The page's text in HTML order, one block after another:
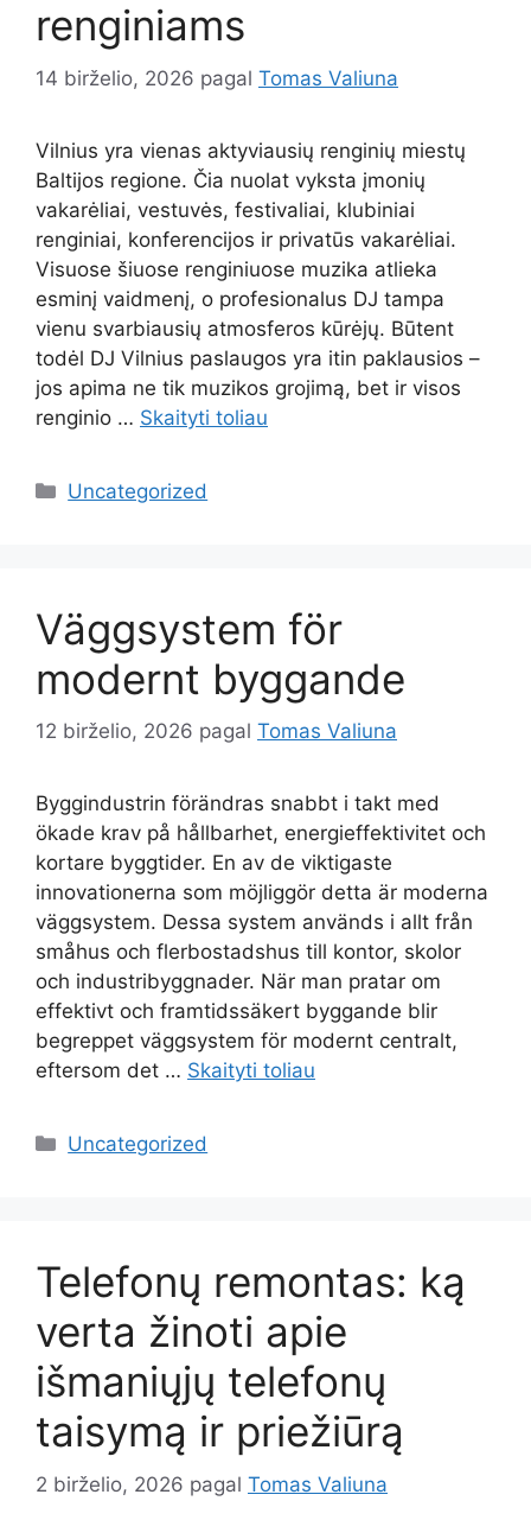
renginiams
14 birželio, 2026 pagal Tomas Valiuna
Vilnius yra vienas aktyviausių renginių miestų
Baltijos regione. Čia nuolat vyksta įmonių
vakarėliai, vestuvės, festivaliai, klubiniai
renginiai, konferencijos ir privatūs vakarėliai.
Visuose šiuose renginiuose muzika atlieka
esminį vaidmenį, o profesionalus DJ tampa
vienu svarbiausių atmosferos kūrėjų. Būtent
todėl DJ Vilnius paslaugos yra itin paklausios –
jos apima ne tik muzikos grojimą, bet ir visos
renginio … Skaityti toliau
Kategorijos
Uncategorized
Väggsystem för
modernt byggande
12 birželio, 2026 pagal Tomas Valiuna
Byggindustrin förändras snabbt i takt med
ökade krav på hållbarhet, energieffektivitet och
kortare byggtider. En av de viktigaste
innovationerna som möjliggör detta är moderna
väggsystem. Dessa system används i allt från
småhus och flerbostadshus till kontor, skolor
och industribyggnader. När man pratar om
effektivt och framtidssäkert byggande blir
begreppet väggsystem för modernt centralt,
eftersom det … Skaityti toliau
Kategorijos
Uncategorized
Telefonų remontas: ką
verta žinoti apie
išmaniųjų telefonų
taisymą ir priežiūrą
2 birželio, 2026 pagal Tomas Valiuna